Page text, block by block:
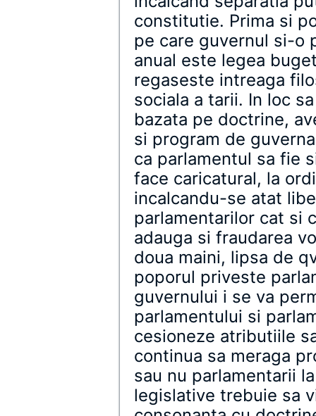
constitutie. Prima si
pe care guvernul si-o
anual este legea
regaseste intreaga
sociala a tarii. In loc
bazata pe doctrine,
si program de
ca parlamentul sa fie
face caricatural, la
incalcandu-se atat
parlamentarilor cat si
adauga si fraudarea
doua maini, lipsa de
poporul priveste
guvernului i se va
parlamentului si
cesioneze atributiile
continua sa meraga
sau nu parlamentarii
legislative trebuie sa